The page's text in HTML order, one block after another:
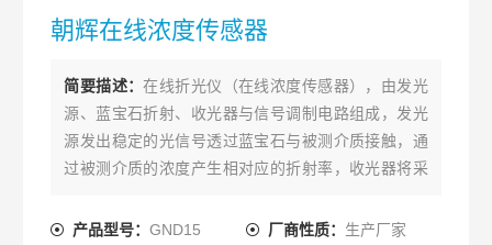
朝辉在线浓度传感器
简要描述：在线折光仪（在线浓度传感器），由发光
源、蓝宝石折射、收光器与信号调制电路组成，发光
源发出稳定的光信号透过蓝宝石与被测介质接触，通
过被测介质的浓度产生相对应的折射率，收光器将采
相对应的浓度，由于浓度会受温度的影响，所以采用
产品型号：GND15 厂商性质： 生产厂家